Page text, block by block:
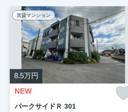
賃貸マンション
8.5万円
NEW
パークサイドＲ 301